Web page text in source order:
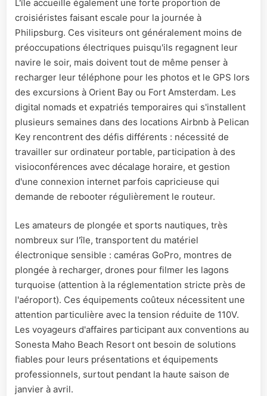
L'île accueille également une forte proportion de
croisiéristes faisant escale pour la journée à
Philipsburg. Ces visiteurs ont généralement moins de
préoccupations électriques puisqu'ils regagnent leur
navire le soir, mais doivent tout de même penser à
recharger leur téléphone pour les photos et le GPS lors
des excursions à Orient Bay ou Fort Amsterdam. Les
digital nomads et expatriés temporaires qui s'installent
plusieurs semaines dans des locations Airbnb à Pelican
Key rencontrent des défis différents : nécessité de
travailler sur ordinateur portable, participation à des
visioconférences avec décalage horaire, et gestion
d'une connexion internet parfois capricieuse qui
demande de rebooter régulièrement le routeur.
Les amateurs de plongée et sports nautiques, très
nombreux sur l'île, transportent du matériel
électronique sensible : caméras GoPro, montres de
plongée à recharger, drones pour filmer les lagons
turquoise (attention à la réglementation stricte près de
l'aéroport). Ces équipements coûteux nécessitent une
attention particulière avec la tension réduite de 110V.
Les voyageurs d'affaires participant aux conventions au
Sonesta Maho Beach Resort ont besoin de solutions
fiables pour leurs présentations et équipements
professionnels, surtout pendant la haute saison de
janvier à avril.